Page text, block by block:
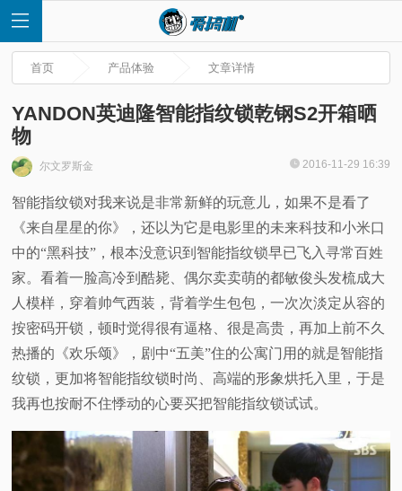
首
页
快
讯
测
视
首页 产品体验 文章详情
YANDON英迪隆智能指纹锁乾钢S2开箱晒
物
尔文罗斯金 2016-11-29 16:39
智能指纹锁对我来说是非常新鲜的玩意儿，如果不是看了
《来自星星的你》，还以为它是电影里的未来科技和小米口
中的“黑科技”，根本没意识到智能指纹锁早已飞入寻常百姓
家。看着一脸高冷到酷毙、偶尔卖卖萌的都敏俊头发梳成大
人模样，穿着帅气西装，背着学生包包，一次次淡定从容的
按密码开锁，顿时觉得很有逼格、很是高贵，再加上前不久
热播的《欢乐颂》，剧中“五美”住的公寓门用的就是智能指
纹锁，更加将智能指纹锁时尚、高端的形象烘托入里，于是
我再也按耐不住悸动的心要买把智能指纹锁试试。